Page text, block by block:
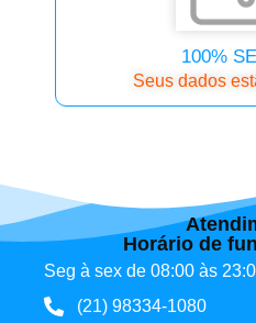
100%
Seus dados
Horário de
Seg à sex de 08:00 às
(21) 98334-1080